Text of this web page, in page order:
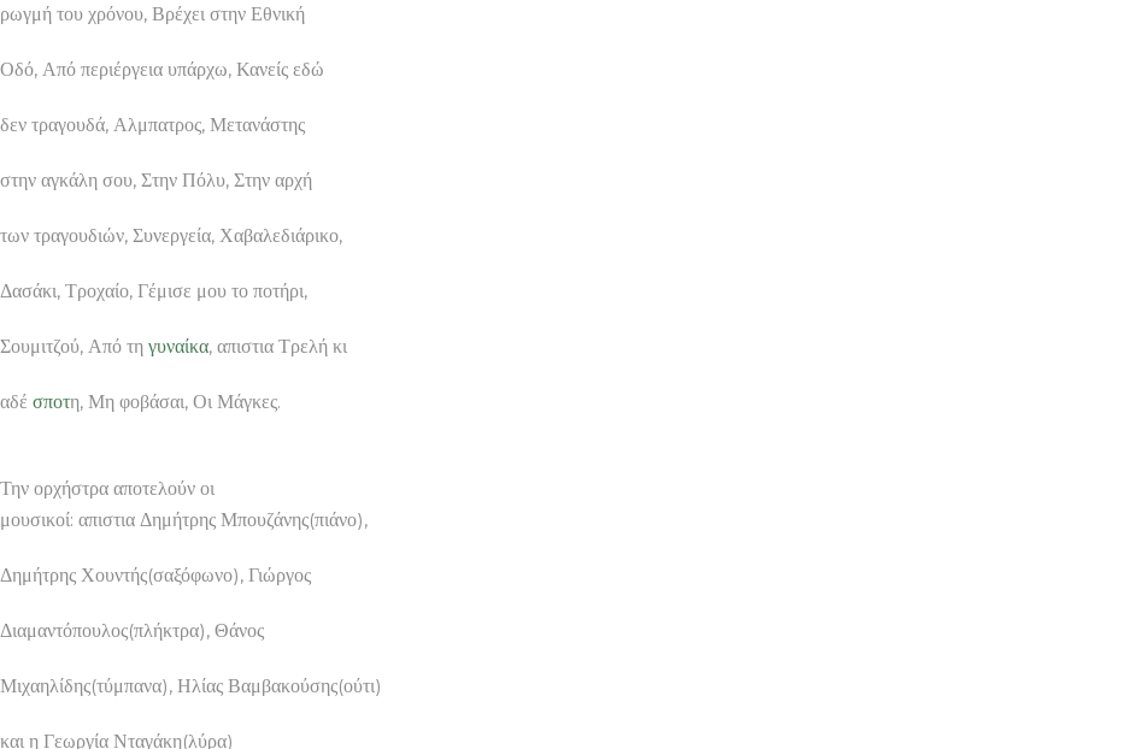
ρωγμή του χρόνου, Βρέχει στην Εθνική
Οδό, Από περιέργεια υπάρχω, Κανείς εδώ
δεν τραγουδά, Αλμπατρος, Μετανάστης
στην αγκάλη σου, Στην Πόλυ, Στην αρχή
των τραγουδιών, Συνεργεία, Χαβαλεδιάρικο,
Δασάκι, Τροχαίο, Γέμισε μου το ποτήρι,
Σουμιτζού, Από τη γυναίκα, απιστια Τρελή κι
αδέ σποτη, Μη φοβάσαι, Οι Μάγκες.
Την ορχήστρα αποτελούν οι
μουσικοί: απιστια Δημήτρης Μπουζάνης(πιάνο),
Δημήτρης Χουντής(σαξόφωνο), Γιώργος
Διαμαντόπουλος(πλήκτρα), Θάνος
Μιχαηλίδης(τύμπανα), Ηλίας Βαμβακούσης(ούτι)
και η Γεωργία Νταγάκη(λύρα)